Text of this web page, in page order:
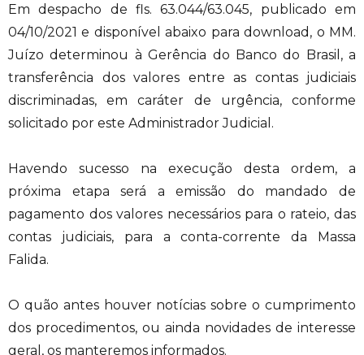
Em despacho de fls. 63.044/63.045, publicado em
04/10/2021 e disponível abaixo para download, o MM.
Juízo determinou à Gerência do Banco do Brasil, a
transferência dos valores entre as contas judiciais
discriminadas, em caráter de urgência, conforme
solicitado por este Administrador Judicial.
Havendo sucesso na execução desta ordem, a
próxima etapa será a emissão do mandado de
pagamento dos valores necessários para o rateio, das
contas judiciais, para a conta-corrente da Massa
Falida.
O quão antes houver notícias sobre o cumprimento
dos procedimentos, ou ainda novidades de interesse
geral, os manteremos informados.